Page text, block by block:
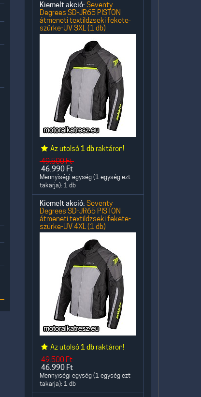
Kiemelt akció: Seventy
Degrees SD-JR65 PISTON
átmeneti textildzseki fekete-
szürke-UV 3XL (1 db)
Az utolsó 1 db raktáron!
49.500Ft
46.990 Ft
Mennyiségi egység (1 egység ezt
takarja): 1 db
Kiemelt akció: Seventy
Degrees SD-JR65 PISTON
átmeneti textildzseki fekete-
szürke-UV 4XL (1 db)
Az utolsó 1 db raktáron!
49.500Ft
46.990 Ft
Mennyiségi egység (1 egység ezt
takarja): 1 db